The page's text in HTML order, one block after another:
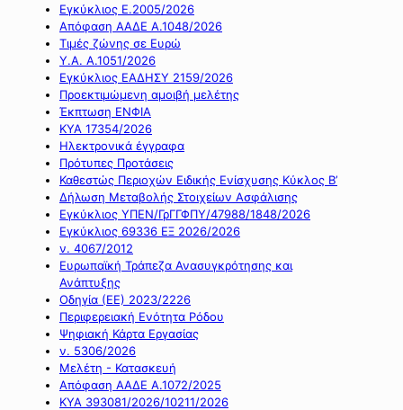
Εγκύκλιος Ε.2005/2026
Απόφαση ΑΑΔΕ Α.1048/2026
Τιμές ζώνης σε Ευρώ
Υ.Α. Α.1051/2026
Εγκύκλιος ΕΑΔΗΣΥ 2159/2026
Προεκτιμώμενη αμοιβή μελέτης
Έκπτωση ΕΝΦΙΑ
ΚΥΑ 17354/2026
Ηλεκτρονικά έγγραφα
Πρότυπες Προτάσεις
Καθεστώς Περιοχών Ειδικής Ενίσχυσης Κύκλος Β’
Δήλωση Μεταβολής Στοιχείων Ασφάλισης
Εγκύκλιος ΥΠΕΝ/ΓρΓΓΦΠΥ/47988/1848/2026
Εγκύκλιος 69336 ΕΞ 2026/2026
ν. 4067/2012
Ευρωπαϊκή Τράπεζα Ανασυγκρότησης και
Ανάπτυξης
Οδηγία (ΕΕ) 2023/2226
Περιφερειακή Ενότητα Ρόδου
Ψηφιακή Κάρτα Εργασίας
ν. 5306/2026
Μελέτη - Κατασκευή
Απόφαση ΑΑΔΕ Α.1072/2025
ΚΥΑ 393081/2026/10211/2026